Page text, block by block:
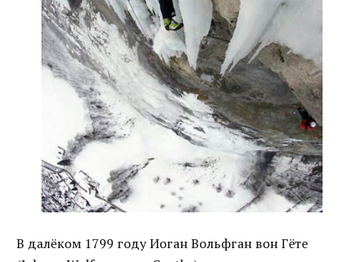
В далёком 1799 году Иоган Вольфган вон Гёте